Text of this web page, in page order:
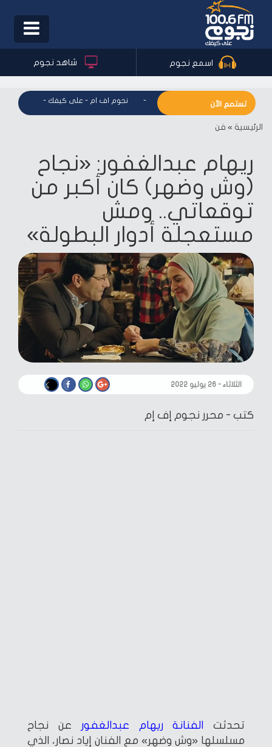
Toggle
اسمع نجوم شاهد نجوم
تستمع الآن
نجوم اف ام - على كيفك - نجوم اف ام - على كيفك نجوم اف
الرئيسية » فن
ريهام عبدالغفور: «نجاح
(وش وضهر) كان أكبر من
توقعاتي.. ومش
مستعجلة أدوار البطولة»
الثلاثاء - ٢٦ يوليو ٢٠٢٢
كتب - محرر نجوم إف إم
تحدثت الفنانة ريهام عبدالغفور عن نجاح
مسلسلها «وش وضهر» مع الفنان إياد نصار، الذي